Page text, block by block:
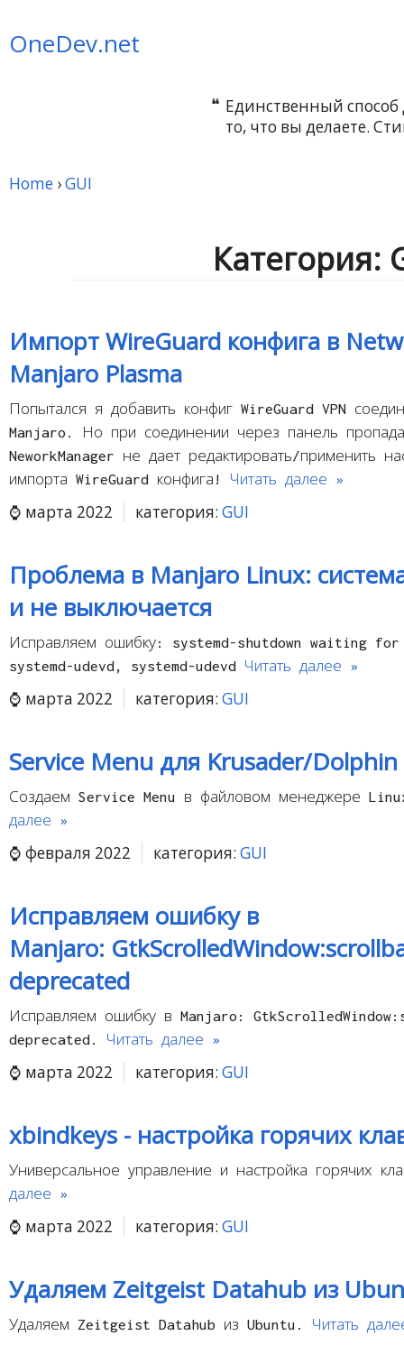
OneDev.net
Единственный
то, что вы делаете.
Home ›GUI
Категория:
Импорт WireGuard конфига в
Manjaro Plasma
Попытался я добавить конфиг WireGuard VPN
Manjaro. Но при соединении через панель
NeworkManager не дает редактировать/применить
импорта WireGuard конфига! Читать далее »
марта 2022 категория: GUI
Проблема в Manjaro Linux:
и не выключается
Исправляем ошибку: systemd-shutdown waiting
systemd-udevd, systemd-udevd Читать далее »
марта 2022 категория: GUI
Service Menu для Krusader/Dolphin
Создаем Service Menu в файловом менеджере
далее »
февраля 2022 категория: GUI
Исправляем ошибку в
Manjaro:
deprecated
Исправляем ошибку в Manjaro:
deprecated. Читать далее »
марта 2022 категория: GUI
xbindkeys - настройка горячих
Универсальное управление и настройка горячих
далее »
марта 2022 категория: GUI
Удаляем Zeitgeist Datahub из
Удаляем Zeitgeist Datahub из Ubuntu. Читать